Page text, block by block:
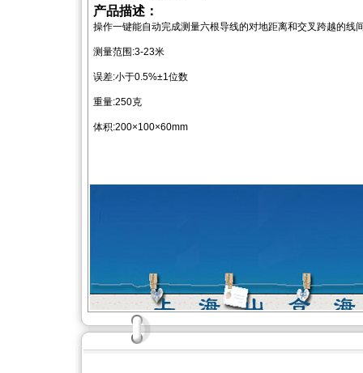
产品描述：
操作一键能自动完成测量六根导线的对地距离和交叉跨越的线
测量范围:3-23米
误差:小于0.5%±1位数
重量:250克
体积:200×100×60mm